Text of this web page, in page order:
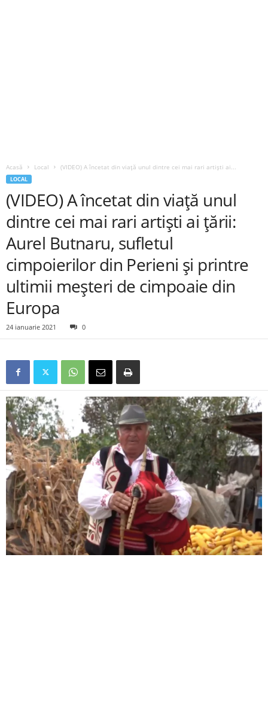
Acasă Local (VIDEO) A încetat din viață unul dintre cei mai rari artiști ai...
LOCAL
(VIDEO) A încetat din viață unul
dintre cei mai rari artiști ai țării:
Aurel Butnaru, sufletul
cimpoierilor din Perieni și printre
ultimii meșteri de cimpoaie din
Europa
24 ianuarie 2021 0